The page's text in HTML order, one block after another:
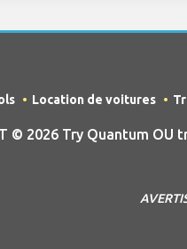
Location de voitures
© 2026 Try Quantum